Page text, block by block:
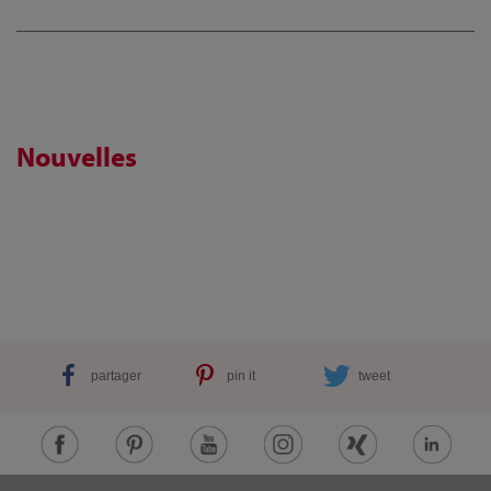
Nouvelles
partager pin it tweet